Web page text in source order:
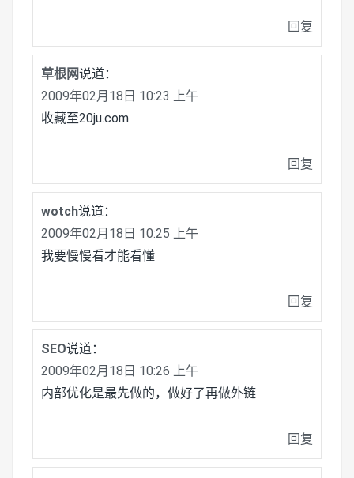
回复
草根网说道：
2009年02月18日 10:23 上午
收藏至20ju.com
回复
wotch说道：
2009年02月18日 10:25 上午
我要慢慢看才能看懂
回复
SEO说道：
2009年02月18日 10:26 上午
内部优化是最先做的，做好了再做外链
回复